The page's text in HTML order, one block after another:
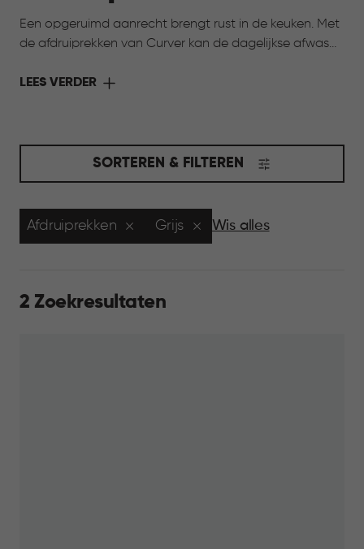
Een opgeruimd aanrecht brengt rust in de keuken. Met
de afdruiprekken van Curver kan de dagelijkse afwas
Servies, glazen en bestek krijgen een vaste plek, zodat
LEES VERDER
SORTEREN & FILTEREN
Afdruiprekken Grijs Wis alles
2 Zoekresultaten